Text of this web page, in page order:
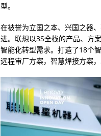
型。
在被誉为立国之本、兴国之器
进。联想以3S全栈的产品、方
智能化转型需求。打造了18个
远程审厂方案，智慧焊接方案，